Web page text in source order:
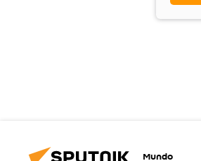
Mundo